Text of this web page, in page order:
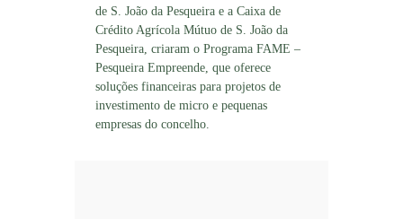
e
s
a
r
i
de S. João da Pesqueira e a Caixa de
Crédito Agrícola Mútuo de S. João da
Pesqueira, criaram o Programa FAME –
Pesqueira Empreende, que oferece
soluções financeiras para projetos de
investimento de micro e pequenas
empresas do concelho.